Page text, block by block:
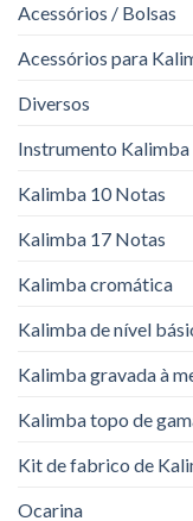
Acessórios / Bolsas
Acessórios para
Diversos
Instrumento Kalimba
Kalimba 10 Notas
Kalimba 17 Notas
Kalimba cromática
Kalimba de nível
Kalimba gravada à
Kalimba topo de
Kit de fabrico de
Ocarina